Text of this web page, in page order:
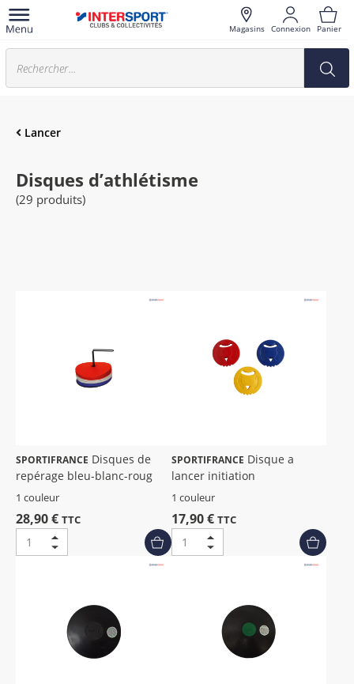
Magasins Connexion Panier
Lancer
Disques d’athlétisme
(29 produits)
SPORTIFRANCE
repérage bleu-blanc-roug
1 couleur
28,90 € TTC
SPORTIFRANCE
lancer initiation
1 couleur
17,90 € TTC